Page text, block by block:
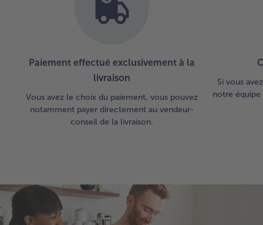
Paiement effectué exclusivement à la
livraison
Vous avez le choix du paiement, vous pouvez
notamment payer directement au vendeur-
conseil de la livraison.
Si vous
notre